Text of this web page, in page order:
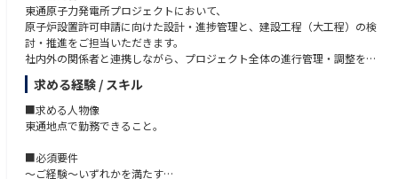
■部署の雰囲気
・上下関係なくフラットな雰囲気です。
・キャリア採用者も所属しています。
■魅力、面白み：
前例の少ない廃炉事業において、人財育成の側面から直接的に関わること
ができる点が大きな特徴です。
現場とともに課題を考え、必要な知識・技能を定義する経験は、専門性を
～具体的には～
・廃炉に必要な知識を現場と共に考え、形にする経験
・新入社員の成長に継続的に関わる育成実務
・教育を通じて現場の安全性や生産性向上へ貢献
・組織全体のパフォーマンス向上に寄与できる環境
・組織風土や人材育成の仕組みづくりへの関与
・パソコンスキル（研修企画、プレゼン資料、研修実績まとめなど）に関
する知識を有し、実践できる。
～資格～
コミュニケーションに関する資格を有する。下記一例
・ACPA認定コミュニケーション検定上級
・JCAA認定コミュニケーション能力１級認定資格
・内閣総理大臣認証NPO認定コミュにエーション能力１級認定資格など
東通原子力発電所プロジェクトにおいて、
原子炉設置許可申請に向けた設計・進捗管理と、建設工程（大工程）の検
討・推進をご担当いただきます。
社内外の関係者と連携しながら、プロジェクト全体の進行管理・調整を担
っていただきます。
業務①：設計・許認可に関わるプロジェクト管理
原子炉設置許可申請に向けて、本社で進める設計業務および申請書作成の
＜主な業務内容＞
・本社での設計管理に関する進捗報告の確認
求める経験 / スキル
■求める人物像
東通地点で勤務できること。
■必須要件
～ご経験～いずれかを満たす